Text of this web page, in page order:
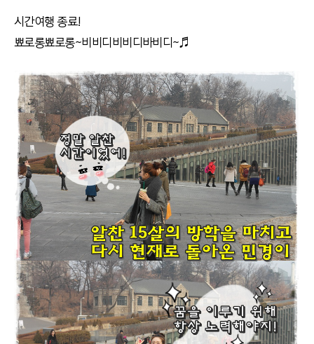
시간여행 종료!
뾰로롱뾰로롱~비비디비비디바비디~♬